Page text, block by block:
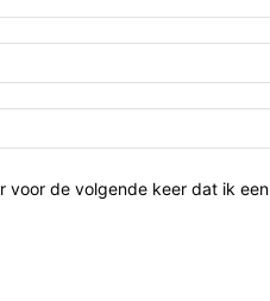
voor de volgende keer dat ik een